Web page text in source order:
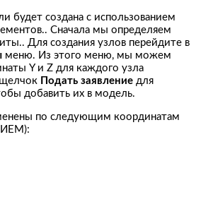
будет создана с использованием
Сначала мы определяем
Для создания узлов перейдите в
меню. Из этого меню, мы можем
Y и Z для каждого узла
Подать заявление для
добавить их в модель.
по следующим координатам